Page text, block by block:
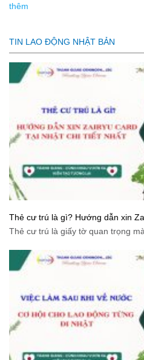
thêm
TIN LAO ĐỘNG NHẬT BẢN
Thẻ cư trú là gì? Hướng dẫn xin
Thẻ cư trú là giấy tờ quan trọng